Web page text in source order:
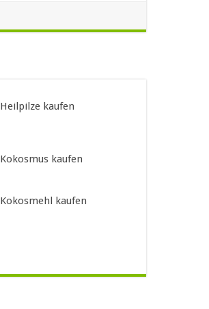
Heilpilze kaufen
Kokosmus kaufen
Kokosmehl kaufen